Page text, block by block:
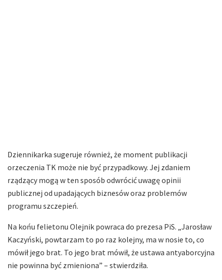
Dziennikarka sugeruje również, że moment publikacji
orzeczenia TK może nie być przypadkowy. Jej zdaniem
rządzący mogą w ten sposób odwrócić uwagę opinii
publicznej od upadających biznesów oraz problemów
programu szczepień.
Na końu felietonu Olejnik powraca do prezesa PiS. „Jarosław
Kaczyński, powtarzam to po raz kolejny, ma w nosie to, co
mówił jego brat. To jego brat mówił, że ustawa antyaborcyjna
nie powinna być zmieniona” – stwierdziła.